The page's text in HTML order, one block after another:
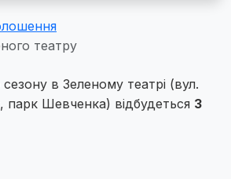
театру
в Зеленому театрі (вул.
парк Шевченка) відбудеться 3